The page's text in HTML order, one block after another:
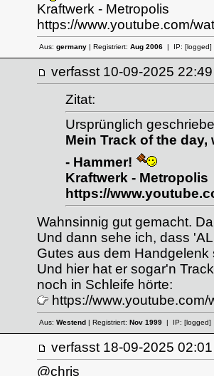
Kraftwerk - Metropolis
https://www.youtube.com/
Aus: germany| Registriert: Aug 2006| IP: [logged]
verfasst 10-09-2025
Zitat:
Ursprünglich
Mein Track of the
- Hammer!
Kraftwerk - Metropolis
https://
Wahnsinnig gut gemacht.
Und dann sehe ich, dass
Gutes aus dem Handgelenk
Und hier hat er sogar'n
noch in Schleife hörte:
https://
Aus: Westend| Registriert: Nov 1999| IP: [logged]
verfasst 18-09-2025
@chris